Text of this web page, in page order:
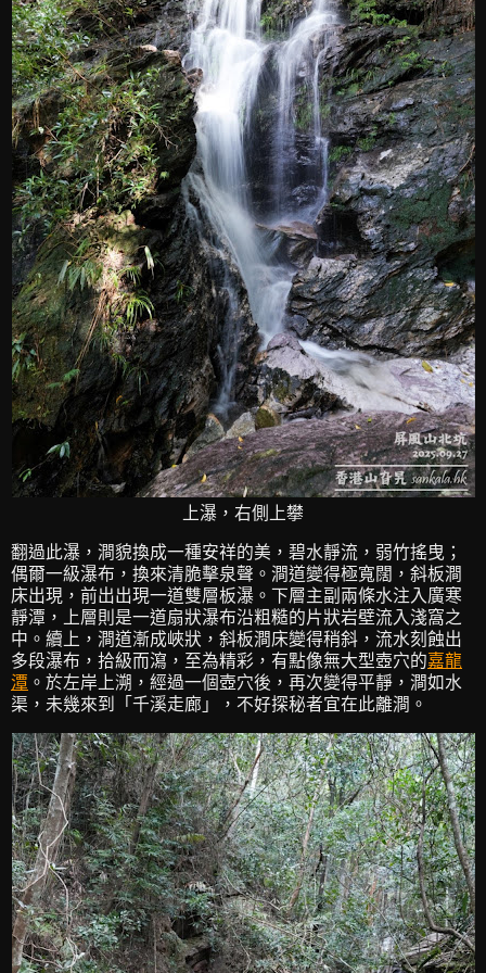
上瀑，右側上攀
翻過此瀑，澗貌換成一種安祥的美，碧水靜流，弱竹搖曳；
偶爾一級瀑布，換來清脆擊泉聲。澗道變得極寬闊，斜板澗
床出現，前出出現一道雙層板瀑。下層主副兩條水注入廣寒
靜潭，上層則是一道扇狀瀑布沿粗糙的片狀岩壁流入淺窩之
中。續上，澗道漸成峽狀，斜板澗床變得稍斜，流水刻蝕出
多段瀑布，拾級而瀉，至為精彩，有點像無大型壺穴的嘉龍
潭 。於左岸上溯，經過一個壺穴後，再次變得平靜，澗如水
渠，未幾來到「千溪走廊」，不好探秘者宜在此離澗。